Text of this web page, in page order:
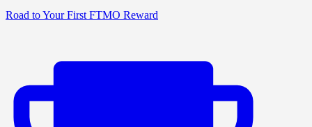
Road to Your First FTMO Reward